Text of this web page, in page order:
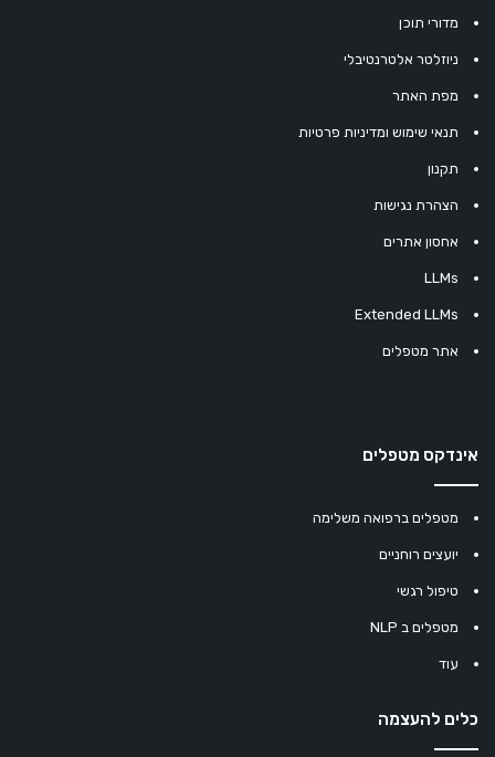
מדורי תוכן
ניוזלטר אלטרנטיבלי
מפת האתר
תנאי שימוש ומדיניות פרטיות
תקנון
הצהרת נגישות
אחסון אתרים
LLMs
Extended LLMs
אתר מטפלים
אינדקס מטפלים
מטפלים ברפואה משלימה
יועצים רוחניים
טיפול רגשי
מטפלים ב NLP
עוד
כלים להעצמה